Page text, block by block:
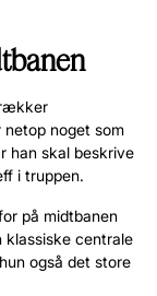
noget som
han skal beskrive
i truppen.
på midtbanen
klassiske centrale
også det store